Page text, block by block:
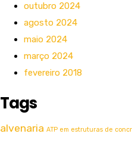
outubro 2024
agosto 2024
maio 2024
março 2024
fevereiro 2018
Tags
alvenaria ATP em estruturas de